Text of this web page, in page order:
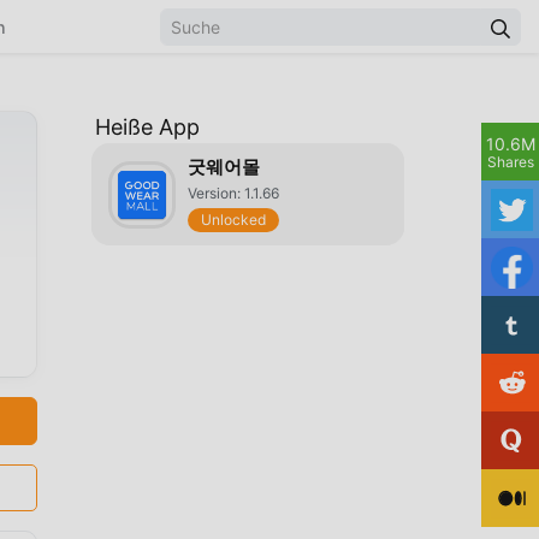
Heiße App
굿웨어몰
Version: 1.1.66
Unlocked
10.6M
Shares